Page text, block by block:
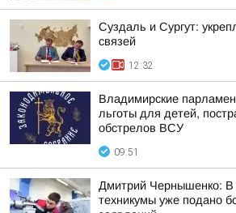
Суздаль и Сургут:
связей
12:32
Владимирские
льготы для детей,
обстрелов ВСУ
09:51
Дмитрий Чернышенко: В
техникумы уже подано